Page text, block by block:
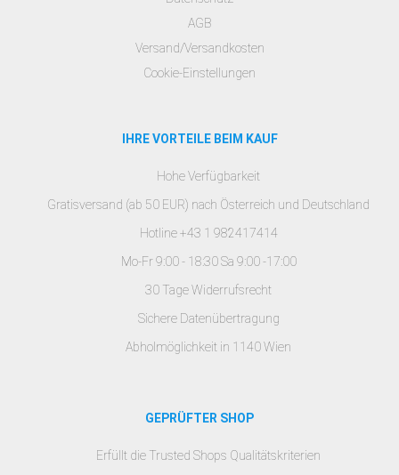
AGB
Versand/Versandkosten
Cookie-Einstellungen
IHRE VORTEILE BEIM KAUF
Hohe Verfügbarkeit
Gratisversand (ab 50 EUR) nach Österreich und Deutschland
Hotline +43 1 982417414
Mo-Fr 9:00 - 18:30 Sa 9:00 -17:00
30 Tage Widerrufsrecht
Sichere Datenübertragung
Abholmöglichkeit in 1140 Wien
GEPRÜFTER SHOP
Erfüllt die Trusted Shops Qualitätskriterien